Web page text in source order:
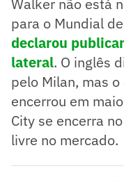
Walker não está
para o Mundial
declarou
lateral. O inglês
pelo Milan, mas
encerrou em
City se encerra
livre no mercado.